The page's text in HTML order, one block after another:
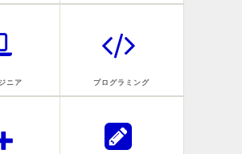
ニア プログラミング